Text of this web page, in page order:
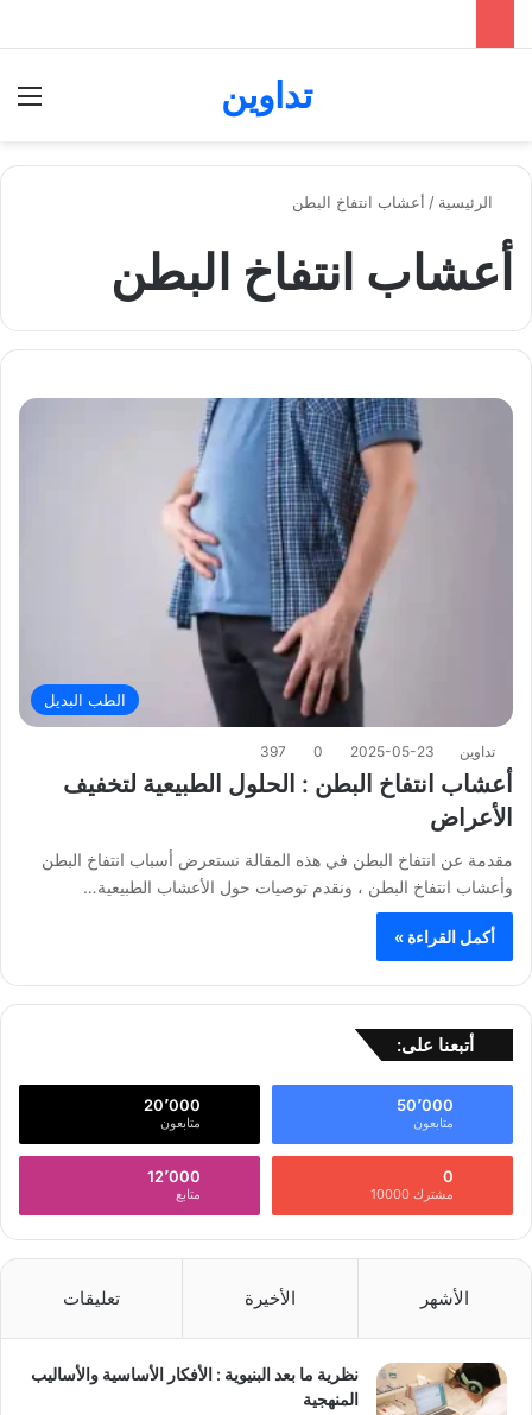
تداوين
الرئيسية / أعشاب انتفاخ البطن
أعشاب انتفاخ البطن
الطب البديل
تداوين 2025-05-23
0
397
أعشاب انتفاخ البطن : الحلول الطبيعية لتخفيف
الأعراض
مقدمة عن انتفاخ البطن في هذه المقالة نستعرض أسباب انتفاخ البطن
وأعشاب انتفاخ البطن ، ونقدم توصيات حول الأعشاب الطبيعية…
أكمل القراءة »
أتبعنا على:
50٬000
متابعون
20٬000
متابعون
0
مشترك 10000
12٬000
متابع
الأشهر الأخيرة تعليقات
نظرية ما بعد البنيوية : الأفكار الأساسية والأساليب
المنهجية